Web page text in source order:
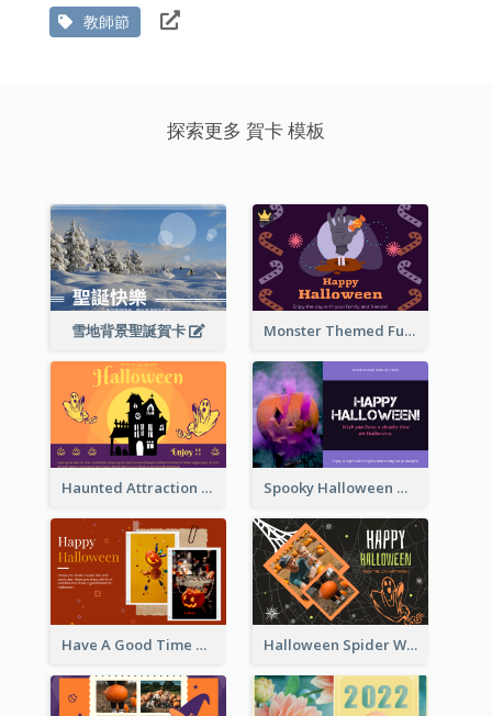
教師節
探索更多 賀卡 模板
雪地背景聖誕賀卡 Monster Themed Fun Halloween Greeting Card
Haunted Attraction Themed Halloween Card Spooky Halloween Greeting Card
Have A Good Time This Halloween Greeting Card Halloween Spider Web Greeting Card